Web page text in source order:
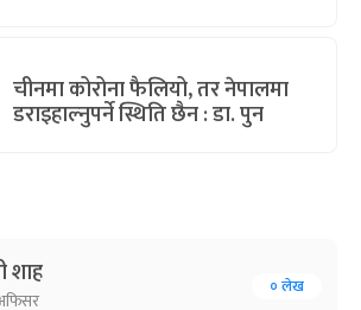
चीनमा कोरोना फैलियो, तर नेपालमा
डराइहाल्नुपर्ने स्थिति छैन : डा. पुन
शाह ० लेख